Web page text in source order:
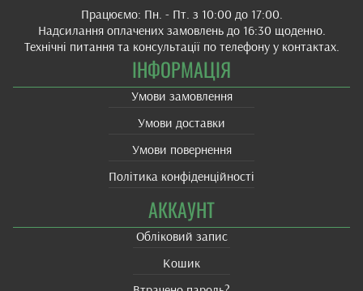
Працюємо: Пн. - Пт. з 10:00 до 17:00.
Надсилання оплачених замовлень до 16:30 щоденно.
Технічні питання та консультації по телефону у контактах.
ІНФОРМАЦІЯ
Умови замовлення
Умови доставки
Умови повернення
Політика конфіденційності
АККАУНТ
Обліковий запис
Кошик